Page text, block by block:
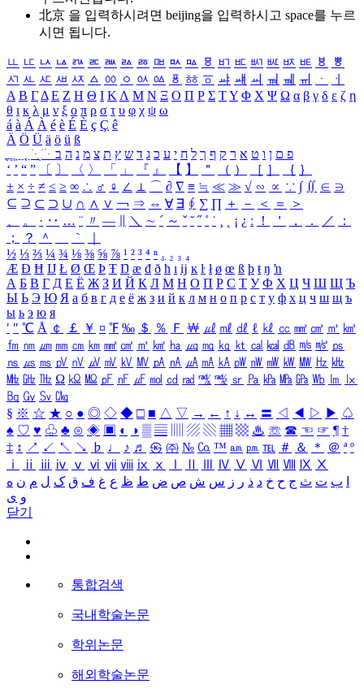
北京 을 입력하시려면 beijing을 입력하시고 space를 누르
시면 됩니다.
ㅥ ㅦ ㅧ ㅨ ㅩ ㅪ ㅫ ㅬ ㅭ ㅮ ㅯ ㅰ ㅱ ㅲ ㅳ ㅴ ㅵ ㅶ ㅷ ㅸ
ㅹ
ㅺ ㅻ ㅼ ㅽ ㅾ ㅿ ㆀ ㆁ ㆂ ㆃ ㆄ ㆅ ㆆ ㆇ ㆈ ㆉ ㆊ ㆋ ㆌ ㆍ
ㆎ
Α Β ΓΔ Ε Ζ Η Θ Ι ΚΛ Μ Ν Ξ Ο Π Ρ Σ ΤΥ Φ Χ Ψ Ω α β γ δ ε ζ η
θ ι κ λ μ ν ξ ο π ρ σ τ υ φ χ ψ ω
á à Á À é è É È ç Ç ê
Ä Ö Ü ä ö ü ß
ִֶֹ ֻּ ׁׂ פ ם ן ו ט א ר ק ף ך ל ח י ע כ ג ד ש ץ ת צ מ נ ה ב
‘ ’ “ ” 〔 〕 〈 〉 「 」 『 』 【 】 ＂ （ ） ［ ］ ｛ ｝
± × ÷ ≠ ≤ ≥ ∞ ∴ ♂ ♀ ∠ ⊥ ⌒ ∂ ∇ ≡ ≒ ≪ ≫ √ ∽ ∝ ∵ ∫ ∬ ∈ ∋
⊆ ⊇ ⊂ ⊃ ∪ ∩ ∧ ∨ ￢ ⇒ ⇔ ∀ ∃ ∮ ∑ ∏ ＋ － ＜ ＝
＞
、
。 · ‥ … ¨ 〃 ― ＼ ∼ ´ ～ ˇ ˘ ˝ ˚ ˙ ¸ ¡ ¿ ː ！ ＇ ， ． ／
：
；
？ ＾ ｀
½ ⅓ ⅔ ¼ ¾ ⅛ ⅜ ⅝ ⅞ ¹ ² ³ ⁴ ⁿ ₁ ₂ ₃ ₄
Æ Ð Ħ Ĳ Ł Ø Œ Þ Ŧ Ŋ æ đ ð ħ ı ĳ ĸ ŀ ł ø œ ß þ ŧ ŋ ŉ
А Б В Г Д Е Ё Ж З И Й К Л М Н О П Р С Т У Ф Х Ц Ч Ш Щ Ъ
Ы Ь Э Ю Я а б в г д е ё ж з и й к л м н о п р с т у ф х ц ч ш щ ъ
ы ь э ю я
′ ″ ℃ Å ￠ ￡ ￥ ¤ ℉ ‰ ＄ ％ Ｆ ￦ ㎕ ㎖ ㎗ ℓ ㎘ ㏄ ㎣ ㎤ ㎥ ㎦
㎙ ㎚ ㎛ ㎜ ㎝ ㎞ ㎟ ㎠ ㎡ ㎢ ㏊ ㎍ ㎎ ㎏ ㏏ ㎈ ㎉ ㏈ ㎧ ㎨ ㎰
㎱ ㎲ ㎳ ㎴ ㎵ ㎶ ㎷ ㎸ ㎹ ㎀ ㎁ ㎂ ㎃ ㎄ ㎺ ㎻ ㎽ ㎾ ㎿ ㎐ ㎑
㎒ ㎓ ㎔ Ω ㏀ ㏁ ㎊ ㎋ ㎌ ㏖ ㏅ ㎭ ㎮ ㎯ ㏛ ㎩ ㎪ ㎫ ㎬ ㏝ ㏐
㏓
㏃ ㏉ ㏜ ㏆
§ ※ ☆ ★ ○ ● ◎ ◇ ◆ □ ■ △ ▽ → ← ↑ ↓ ↔ 〓 ◁ ◀ ▷ ▶ ♤
♠ ♡ ♥ ♧ ♣ ⊙ ◈ ▣ ◐ ◑ ▒ ▤ ▨ ▧ ▦ ▩ ♨ ☏ ☎ ☜ ☞ ¶ †
‡ ↕ ↗ ↙ ↖ ↘ ♭ ♩ ♪ ♬ ㉿ ㈜ № ㏇ ™ ㏂ ㏘ ℡ ＃ ＆ ＊ ＠ ª º
ⅰ
ⅱ ⅲ ⅳ ⅴ ⅵ ⅶ ⅷ ⅸ ⅹ Ⅳ Ⅴ Ⅵ Ⅶ Ⅷ Ⅸ Ⅹ
ب ت ث ج ح خ د ذ ر ز س ش ص ض ط ظ ع غ ف ق ک ل م ن ه
و ی
닫기
통합검색
국내학술논문
학위논문
해외학술논문